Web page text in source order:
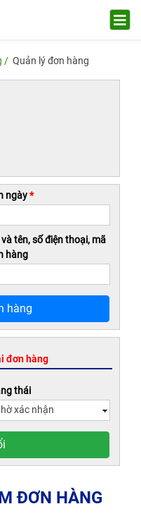
Quản lý đơn hàng
ngày*
và tên, số điện thoại, mã
hàng
hàng
đơn hàng
thái
ĐƠN HÀNG